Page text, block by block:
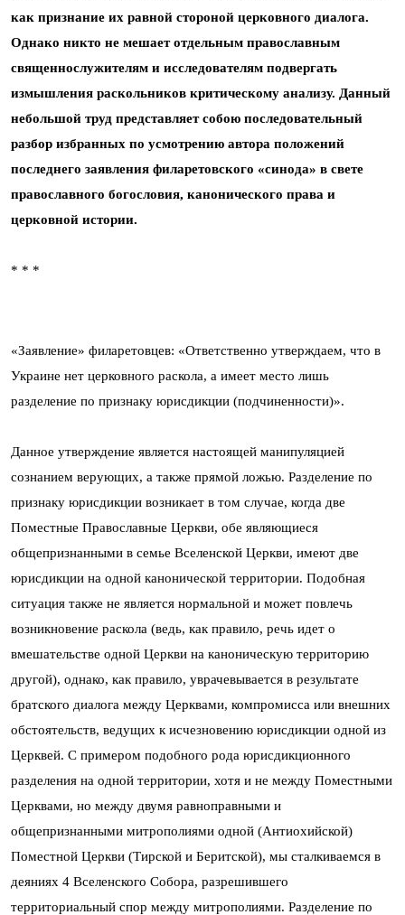
как признание их равной стороной церковного диалога.
Однако никто не мешает отдельным православным
священнослужителям и исследователям подвергать
измышления раскольников критическому анализу. Данный
небольшой труд представляет собою последовательный
разбор избранных по усмотрению автора положений
последнего заявления филаретовского «синода» в свете
православного богословия, канонического права и
церковной истории.
* * *
«Заявление» филаретовцев: «Ответственно утверждаем, что в
Украине нет церковного раскола, а имеет место лишь
разделение по признаку юрисдикции (подчиненности)».
Данное утверждение является настоящей манипуляцией
сознанием верующих, а также прямой ложью. Разделение по
признаку юрисдикции возникает в том случае, когда две
Поместные Православные Церкви, обе являющиеся
общепризнанными в семье Вселенской Церкви, имеют две
юрисдикции на одной канонической территории. Подобная
ситуация также не является нормальной и может повлечь
возникновение раскола (ведь, как правило, речь идет о
вмешательстве одной Церкви на каноническую территорию
другой), однако, как правило, уврачевывается в результате
братского диалога между Церквами, компромисса или внешних
обстоятельств, ведущих к исчезновению юрисдикции одной из
Церквей. С примером подобного рода юрисдикционного
разделения на одной территории, хотя и не между Поместными
Церквами, но между двумя равноправными и
общепризнанными митрополиями одной (Антиохийской)
Поместной Церкви (Тирской и Беритской), мы сталкиваемся в
деяниях 4 Вселенского Собора, разрешившего
территориальный спор между митрополиями. Разделение по